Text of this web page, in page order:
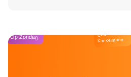
Op Zondag Café
Kockelmann